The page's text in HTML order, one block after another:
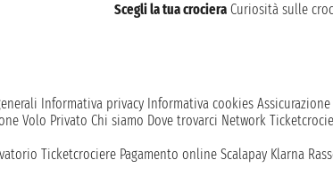
Scegli la tua crociera Curiosità sulle
Informativa privacy Informativa cookies Assicurazione
Volo Privato Chi siamo Dove trovarci Network
Ticketcrociere Pagamento online Scalapay Klarna